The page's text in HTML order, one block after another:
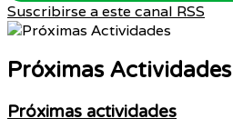
Suscribirse a este canal RSS
Próximas Actividades
Próximas actividades